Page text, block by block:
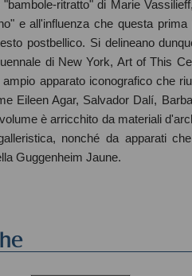
ritratto" di Marie
e all'influenza che questa
postbellico. Si delineano
di New York, Art of This
apparato iconografico che
Eileen Agar, Salvador Dalí,
è arricchito da materiali
nonché da apparati
Guggenheim Jaune.